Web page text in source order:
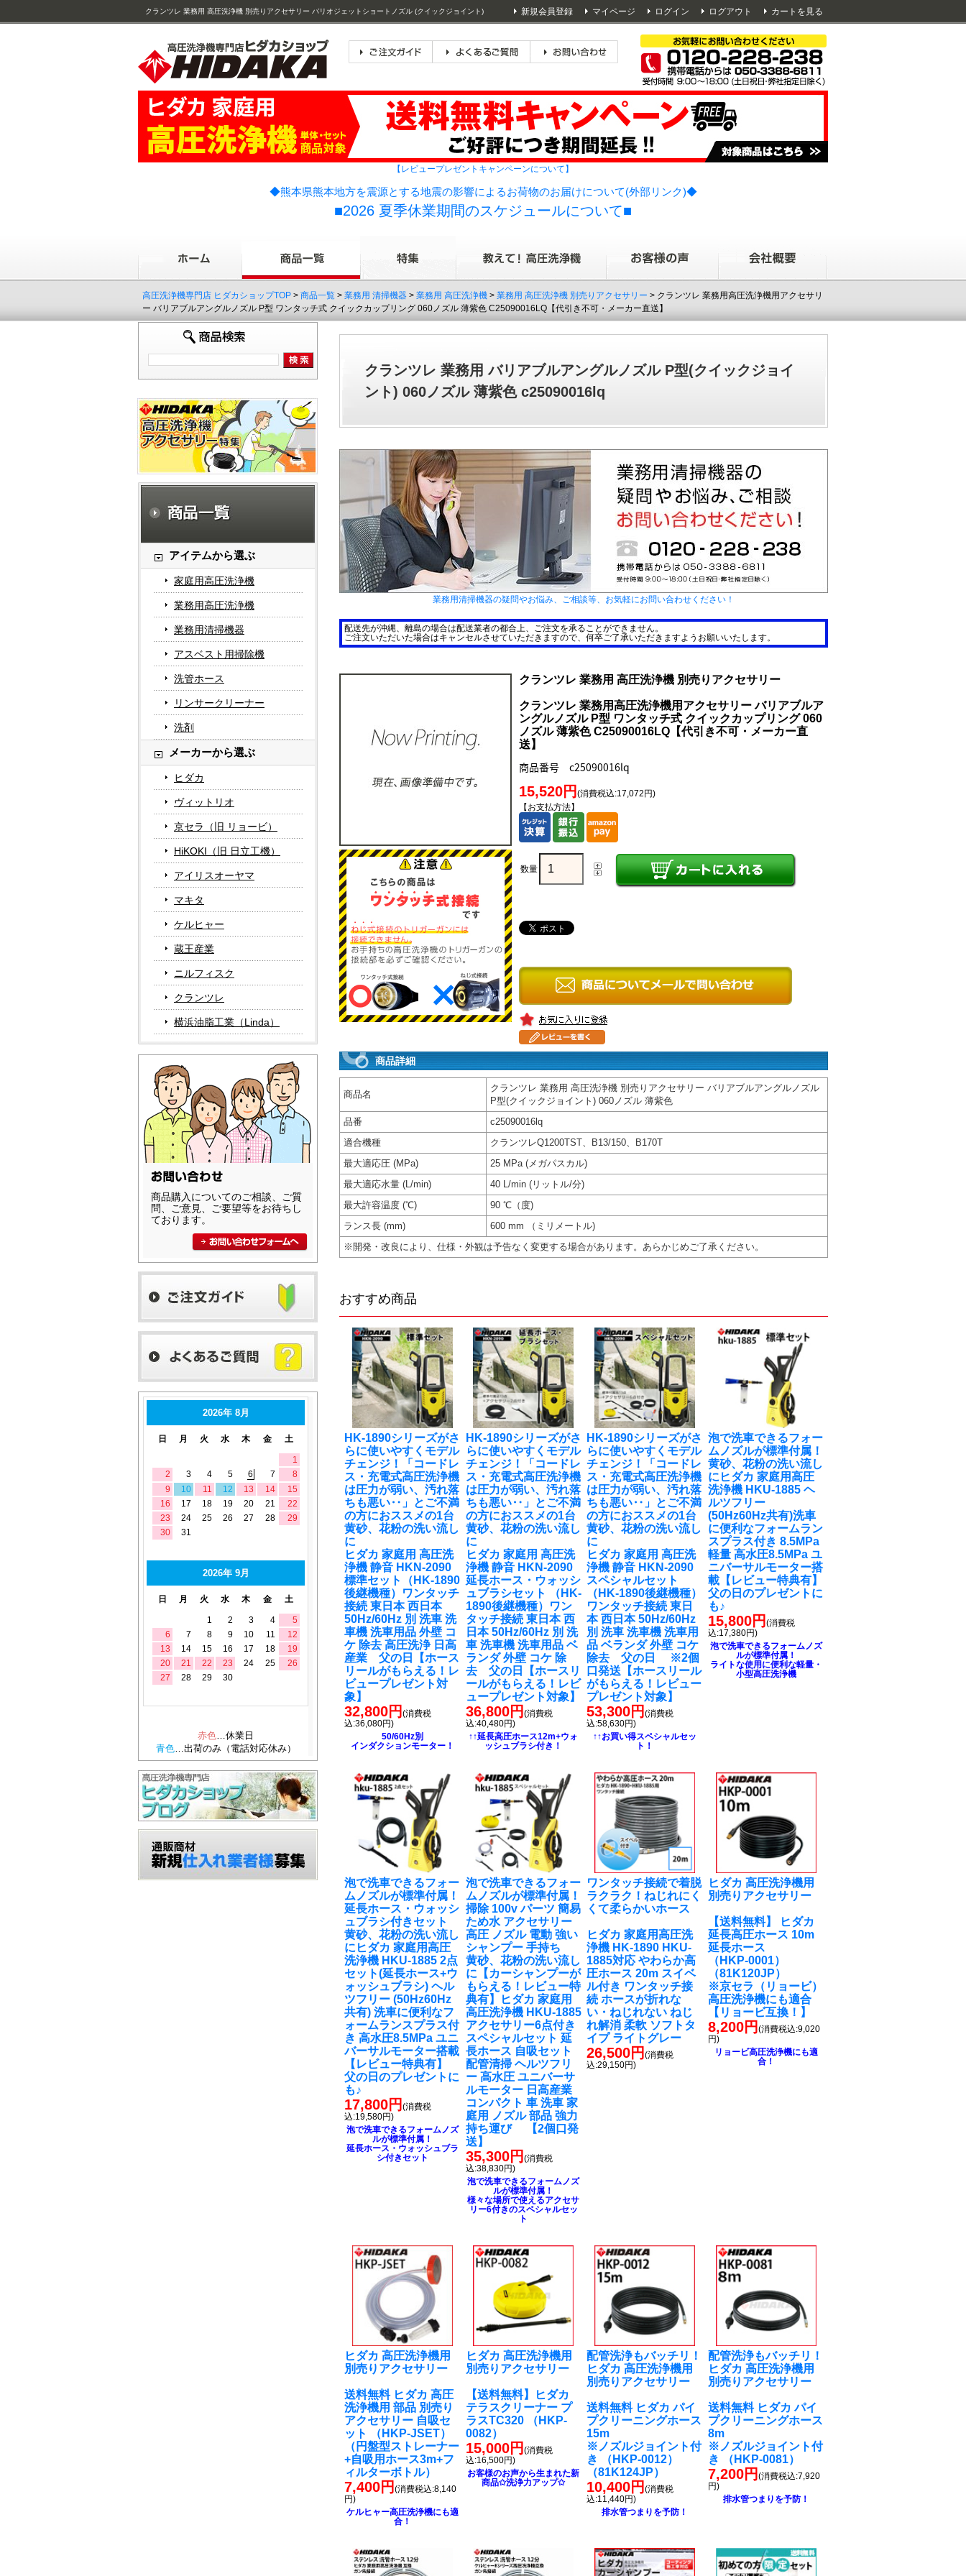
クランツレ 業務用 高圧洗浄機 別売りアクセサリー バリオジェットショートノズル (クイックジョイント)
080ノズル 銀色 ( c25090018sq C25090018SQ )
新規会員登録 マイページ ログイン ログアウト カートを見る
【レビュープレゼントキャンペーンについて】
◆熊本県熊本地方を震源とする地震の影響によるお荷物のお届けについて(外部リンク)◆
■2026 夏季休業期間のスケジュールについて■
高圧洗浄機専門店 ヒダカショップTOP > 商品一覧 > 業務用 清掃機器 > 業務用 高圧洗浄機 > 業務用 高圧洗浄機 別売りアクセサリー > クランツレ 業務用高圧洗浄機用アクセサリ
ー バリアブルアングルノズル P型 ワンタッチ式 クイックカップリング 060ノズル 薄紫色 C25090016LQ【代引き不可・メーカー直送】
アイテムから選ぶ
家庭用高圧洗浄機
業務用高圧洗浄機
業務用清掃機器
アスベスト用掃除機
洗管ホース
リンサークリーナー
洗剤
メーカーから選ぶ
ヒダカ
ヴィットリオ
京セラ（旧 リョービ）
HiKOKI（旧 日立工機）
アイリスオーヤマ
マキタ
ケルヒャー
蔵王産業
ニルフィスク
クランツレ
横浜油脂工業（Linda）
商品購入についてのご相談、ご質
問、ご意見、ご要望等をお待ちし
ております。
クランツレ 業務用 バリアブルアングルノズル P型(クイックジョイ
ント) 060ノズル 薄紫色 c25090016lq
業務用清掃機器の疑問やお悩み、ご相談等、お気軽にお問い合わせください！
配送先が沖縄、離島の場合は配送業者の都合上、ご注文を承ることができません。
ご注文いただいた場合はキャンセルさせていただきますので、何卒ご了承いただきますようお願いいたします。
クランツレ 業務用 高圧洗浄機 別売りアクセサリー
クランツレ 業務用高圧洗浄機用アクセサリー バリアブルア
ングルノズル P型 ワンタッチ式 クイックカップリング 060
ノズル 薄紫色 C25090016LQ【代引き不可・メーカー直
送】
商品番号 c25090016lq
15,520円 (消費税込:17,072円)
【お支払方法】
数量
商品詳細
商品名
クランツレ 業務用 高圧洗浄機 別売りアクセサリー バリアブルアングルノズル
P型(クイックジョイント) 060ノズル 薄紫色
品番
c25090016lq
適合機種
クランツレQ1200TST、B13/150、B170T
最大適応圧 (MPa)
25 MPa (メガパスカル)
最大適応水量 (L/min)
40 L/min (リットル/分)
最大許容温度 (℃)
90 ℃（度)
ランス長 (mm)
600 mm （ミリメートル)
※開発・改良により、仕様・外観は予告なく変更する場合があります。あらかじめご了承ください。
おすすめ商品
HK-1890シリーズがさ
らに使いやすくモデル
チェンジ！「コードレ
ス・充電式高圧洗浄機
は圧力が弱い、汚れ落
ちも悪い‥」とご不満
の方におススメの1台
黄砂、花粉の洗い流し
に
ヒダカ 家庭用 高圧洗
浄機 静音 HKN-2090
標準セット（HK-1890
後継機種）ワンタッチ
接続 東日本 西日本
50Hz/60Hz 別 洗車 洗
車機 洗車用品 外壁 コ
ケ 除去 高圧洗浄 日高
産業 父の日【ホース
リールがもらえる！レ
ビュープレゼント対
象】
32,800円(消費税
込:36,080円)
50/60Hz別
インダクションモーター！
HK-1890シリーズがさ
らに使いやすくモデル
チェンジ！「コードレ
ス・充電式高圧洗浄機
は圧力が弱い、汚れ落
ちも悪い‥」とご不満
の方におススメの1台
黄砂、花粉の洗い流し
に
ヒダカ 家庭用 高圧洗
浄機 静音 HKN-2090
延長ホース・ウォッシ
ュブラシセット （HK-
1890後継機種）ワン
タッチ接続 東日本 西
日本 50Hz/60Hz 別 洗
車 洗車機 洗車用品 ベ
ランダ 外壁 コケ 除
去 父の日【ホースリ
ールがもらえる！レビ
ュープレゼント対象】
36,800円 (消費税
込:40,480円)
↑↑延長高圧ホース12m+ウォ
ッシュブラシ付き！
HK-1890シリーズがさ
らに使いやすくモデル
チェンジ！「コードレ
ス・充電式高圧洗浄機
は圧力が弱い、汚れ落
ちも悪い‥」とご不満
の方におススメの1台
黄砂、花粉の洗い流し
に
ヒダカ 家庭用 高圧洗
浄機 静音 HKN-2090
スペシャルセット
（HK-1890後継機種）
ワンタッチ接続 東日
本 西日本 50Hz/60Hz
別 洗車 洗車機 洗車用
品 ベランダ 外壁 コケ
除去 父の日 ※2個
口発送【ホースリール
がもらえる！レビュー
プレゼント対象】
53,300円(消費税
込:58,630円)
↑↑お買い得スペシャルセッ
ト！
泡で洗車できるフォー
ムノズルが標準付属！
黄砂、花粉の洗い流し
に ヒダカ 家庭用高圧
洗浄機 HKU-1885 ヘ
ルツフリー
(50Hz60Hz共有)洗車
に便利なフォームラン
スプラス付き 8.5MPa
軽量 高水圧8.5MPa ユ
ニバーサルモーター搭
載【レビュー特典有】
父の日のプレゼントに
も♪
15,800円(消費税
込:17,380円)
泡で洗車できるフォームノズ
ルが標準付属！
ライトな使用に便利な軽量・
小型高圧洗浄機
泡で洗車できるフォー
ムノズルが標準付属！
延長ホース・ウォッシ
ュブラシ付きセット
黄砂、花粉の洗い流し
に ヒダカ 家庭用高圧
洗浄機 HKU-1885 2点
セット(延長ホース+ウ
ォッシュブラシ) ヘル
ツフリー (50Hz60Hz
共有) 洗車に便利なフ
ォームランスプラス付
き 高水圧8.5MPa ユニ
バーサルモーター搭載
【レビュー特典有】
父の日のプレゼントに
も♪
17,800円(消費税
込:19,580円)
泡で洗車できるフォームノズ
ルが標準付属！
延長ホース・ウォッシュブラ
シ付きセット
泡で洗車できるフォー
ムノズルが標準付属！
掃除 100v パーツ 簡易
ため水 アクセサリー
高圧 ノズル 電動 強い
シャンプー 手持ち
黄砂、花粉の洗い流し
に 【カーシャンプーが
もらえる！レビュー特
典有】ヒダカ 家庭用
高圧洗浄機 HKU-1885
アクセサリー6点付き
スペシャルセット 延
長ホース 自吸セット
配管清掃 ヘルツフリ
ー 高水圧 ユニバーサ
ルモーター 日高産業
コンパクト 車 洗車 家
庭用 ノズル 部品 強力
持ち運び 【2個口発
送】
35,300円 (消費税
込:38,830円)
泡で洗車できるフォームノズ
ルが標準付属！
様々な場所で使えるアクセサ
リー6付きのスペシャルセッ
ト
ワンタッチ接続で着脱
ラクラク！ねじれにく
くて柔らかいホース
ヒダカ 家庭用高圧洗
浄機 HK-1890 HKU-
1885対応 やわらか高
圧ホース 20m スイベ
ル付き ワンタッチ接
続 ホースが折れな
い・ねじれない ねじ
れ解消 柔軟 ソフトタ
イプ ライトグレー
26,500円(消費税
込:29,150円)
ヒダカ 高圧洗浄機用
別売りアクセサリー
【送料無料】 ヒダカ
延長高圧ホース 10m
延長ホース
（HKP-0001）
（81K120JP）
※京セラ（リョービ）
高圧洗浄機にも適合
【リョービ互換！】
8,200円(消費税込:9,020
円)
リョービ高圧洗浄機にも適
合！
ヒダカ 高圧洗浄機用
別売りアクセサリー
送料無料 ヒダカ 高圧
洗浄機用 部品 別売り
アクセサリー 自吸セ
ット （HKP-JSET）
（円盤型ストレーナー
+自吸用ホース3m+フ
ィルターボトル）
7,400円(消費税込:8,140
円)
ケルヒャー高圧洗浄機にも適
合！
ヒダカ 高圧洗浄機用
別売りアクセサリー
【送料無料】ヒダカ
テラスクリーナー プ
ラスTC320 （HKP-
0082）
15,000円 (消費税
込:16,500円)
お客様のお声から生まれた新
商品✩洗浄力アップ✩
配管洗浄もバッチリ！
ヒダカ 高圧洗浄機用
別売りアクセサリー
送料無料 ヒダカ パイ
プクリーニングホース
15m
※ノズルジョイント付
き （HKP-0012）
（81K124JP）
10,400円(消費税
込:11,440円)
排水管つまりを予防！
配管洗浄もバッチリ！
ヒダカ 高圧洗浄機用
別売りアクセサリー
送料無料 ヒダカ パイ
プクリーニングホース
8m
※ノズルジョイント付
き （HKP-0081）
7,200円(消費税込:7,920
円)
排水管つまりを予防！